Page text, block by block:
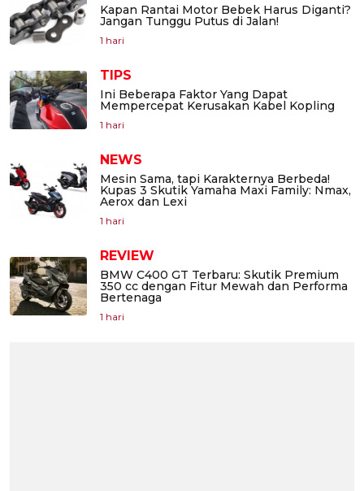
Kapan Rantai Motor Bebek Harus Diganti?
Jangan Tunggu Putus di Jalan!
1 hari
TIPS
Ini Beberapa Faktor Yang Dapat
Mempercepat Kerusakan Kabel Kopling
1 hari
NEWS
Mesin Sama, tapi Karakternya Berbeda!
Kupas 3 Skutik Yamaha Maxi Family: Nmax,
Aerox dan Lexi
1 hari
REVIEW
BMW C400 GT Terbaru: Skutik Premium
350 cc dengan Fitur Mewah dan Performa
Bertenaga
1 hari